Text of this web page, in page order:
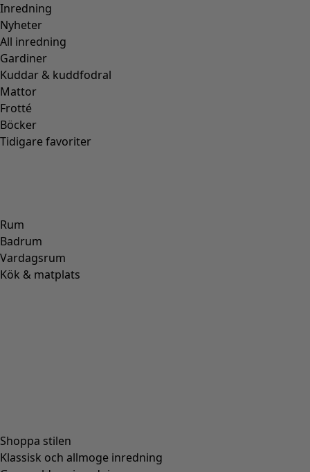
Inredning
Nyheter
All inredning
Gardiner
Kuddar & kuddfodral
Mattor
Frotté
Böcker
Tidigare favoriter
Rum
Badrum
Vardagsrum
Kök & matplats
Shoppa stilen
Klassisk och allmoge inredning